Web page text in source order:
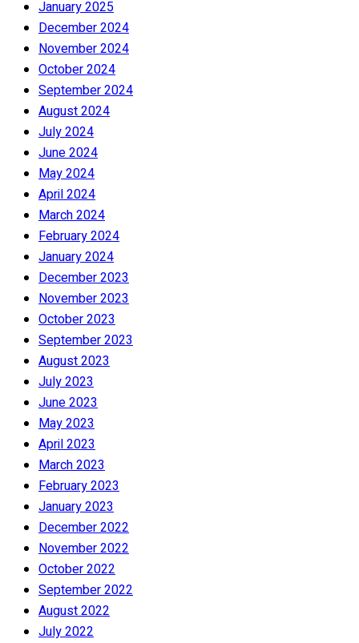
January 2025
December 2024
November 2024
October 2024
September 2024
August 2024
July 2024
June 2024
May 2024
April 2024
March 2024
February 2024
January 2024
December 2023
November 2023
October 2023
September 2023
August 2023
July 2023
June 2023
May 2023
April 2023
March 2023
February 2023
January 2023
December 2022
November 2022
October 2022
September 2022
August 2022
July 2022